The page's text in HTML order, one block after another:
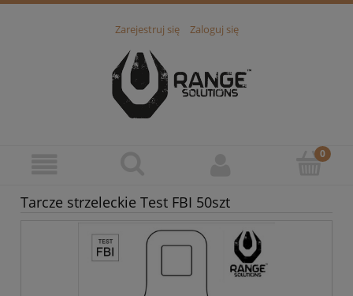
Zarejestruj się Zaloguj się
Tarcze strzeleckie Test FBI 50szt